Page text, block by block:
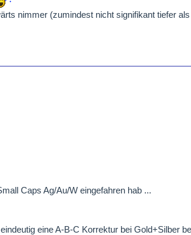
nimmer (zumindest nicht signifikant tiefer
Caps Ag/Au/W eingefahren hab ...
eine A-B-C Korrektur bei Gold+Silber